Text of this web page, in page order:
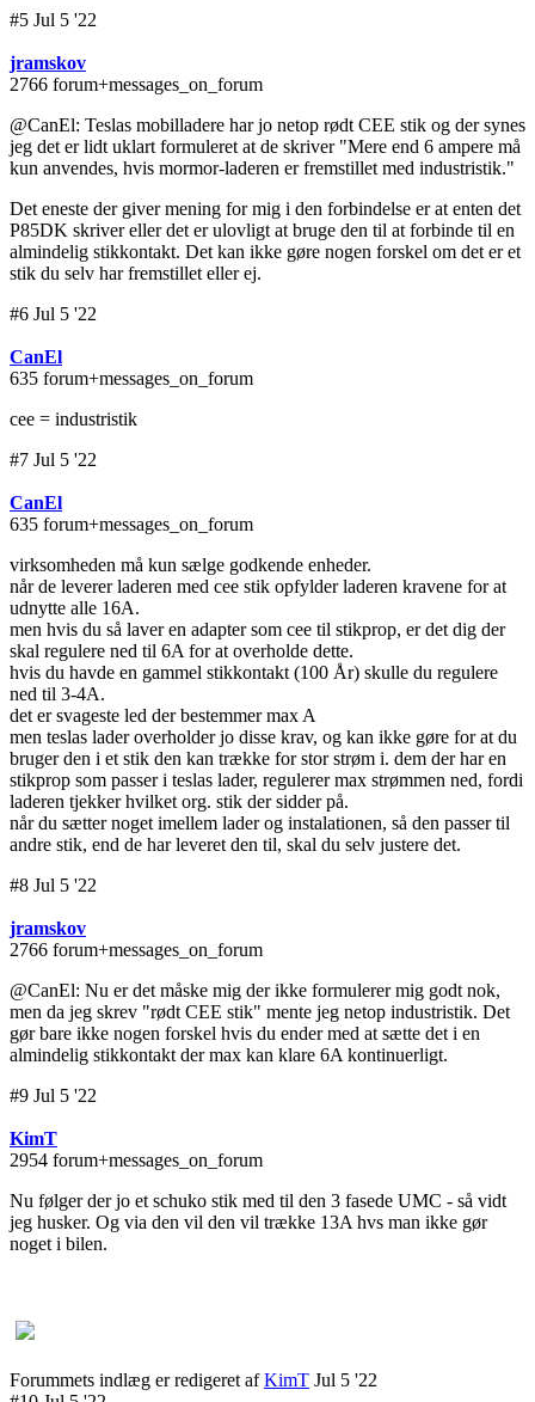
#5 Jul 5 '22
jramskov
2766 forum+messages_on_forum
@CanEl: Teslas mobilladere har jo netop rødt CEE stik og der synes
jeg det er lidt uklart formuleret at de skriver "Mere end 6 ampere må
kun anvendes, hvis mormor-laderen er fremstillet med industristik."
Det eneste der giver mening for mig i den forbindelse er at enten det
P85DK skriver eller det er ulovligt at bruge den til at forbinde til en
almindelig stikkontakt. Det kan ikke gøre nogen forskel om det er et
stik du selv har fremstillet eller ej.
#6 Jul 5 '22
CanEl
635 forum+messages_on_forum
cee = industristik
#7 Jul 5 '22
CanEl
635 forum+messages_on_forum
virksomheden må kun sælge godkende enheder.
når de leverer laderen med cee stik opfylder laderen kravene for at
udnytte alle 16A.
men hvis du så laver en adapter som cee til stikprop, er det dig der
skal regulere ned til 6A for at overholde dette.
hvis du havde en gammel stikkontakt (100 År) skulle du regulere
ned til 3-4A.
det er svageste led der bestemmer max A
men teslas lader overholder jo disse krav, og kan ikke gøre for at du
bruger den i et stik den kan trække for stor strøm i. dem der har en
stikprop som passer i teslas lader, regulerer max strømmen ned, fordi
laderen tjekker hvilket org. stik der sidder på.
når du sætter noget imellem lader og instalationen, så den passer til
andre stik, end de har leveret den til, skal du selv justere det.
#8 Jul 5 '22
jramskov
2766 forum+messages_on_forum
@CanEl: Nu er det måske mig der ikke formulerer mig godt nok,
men da jeg skrev "rødt CEE stik" mente jeg netop industristik. Det
gør bare ikke nogen forskel hvis du ender med at sætte det i en
almindelig stikkontakt der max kan klare 6A kontinuerligt.
#9 Jul 5 '22
KimT
2954 forum+messages_on_forum
Nu følger der jo et schuko stik med til den 3 fasede UMC - så vidt
jeg husker. Og via den vil den vil trække 13A hvs man ikke gør
noget i bilen.
Forummets indlæg er redigeret afKimT Jul 5 '22